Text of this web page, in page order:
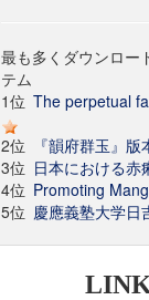
最も多くダウンロー
テム
1位 The perpetual
2位
『韻府群玉』版
3位 日本における赤
4位 Promoting
5位 慶應義塾大学日